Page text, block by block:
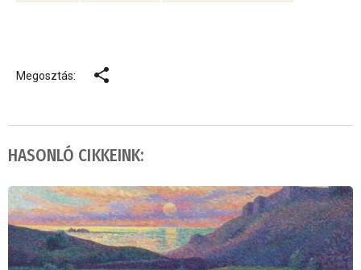
Megosztás:
HASONLÓ CIKKEINK: